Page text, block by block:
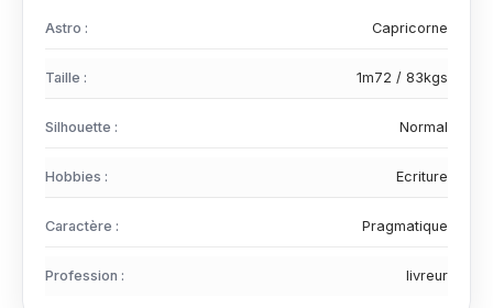
Astro : Capricorne
Taille : 1m72 / 83kgs
Silhouette : Normal
Hobbies : Ecriture
Caractère : Pragmatique
Profession : livreur